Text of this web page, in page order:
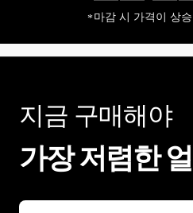
마감 시 가격이 상
지금 구매해야
가장 저렴한